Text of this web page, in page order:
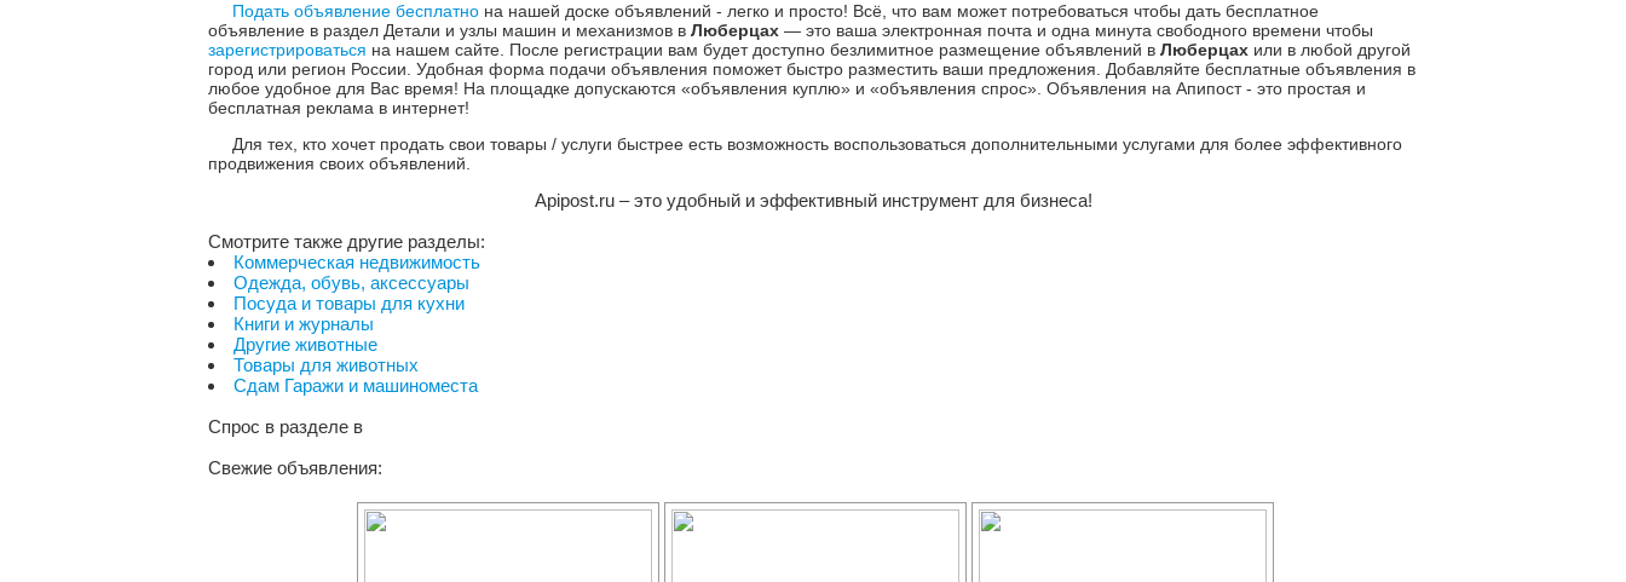
Подать объявление бесплатно на нашей доске объявлений - легко и просто! Всё, что вам может потребоваться чтобы дать бесплатное
объявление в раздел Детали и узлы машин и механизмов в Люберцах — это ваша электронная почта и одна минута свободного времени чтобы
зарегистрироваться на нашем сайте. После регистрации вам будет доступно безлимитное размещение объявлений в Люберцах или в любой другой
город или регион России. Удобная форма подачи объявления поможет быстро разместить ваши предложения. Добавляйте бесплатные объявления в
любое удобное для Вас время! На площадке допускаются «объявления куплю» и «объявления спрос». Объявления на Апипост - это простая и
бесплатная реклама в интернет!
Для тех, кто хочет продать свои товары / услуги быстрее есть возможность воспользоваться дополнительными услугами для более эффективного
продвижения своих объявлений.
Apipost.ru – это удобный и эффективный инструмент для бизнеса!
Смотрите также другие разделы:
Коммерческая недвижимость
Одежда, обувь, аксессуары
Посуда и товары для кухни
Книги и журналы
Другие животные
Товары для животных
Сдам Гаражи и машиноместа
Спрос в разделе в
Свежие объявления: